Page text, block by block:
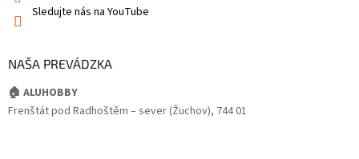
Sledujte nás na YouTube
NAŠA PREVÁDZKA
🏠 ALUHOBBY
Frenštát pod Radhoštěm – sever (Žuchov), 744 01